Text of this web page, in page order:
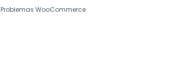
Problemas WooCommerce